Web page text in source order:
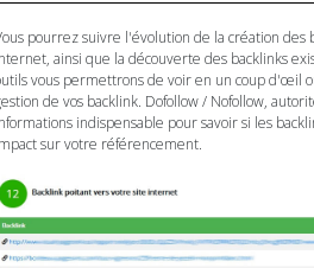
pourrez suivre l'évolution de la création des
ainsi que la découverte des backlinks
vous permettrons de voir en un coup d'œil
de vos backlink. Dofollow / Nofollow,
indispensable pour savoir si les
sur votre référencement.